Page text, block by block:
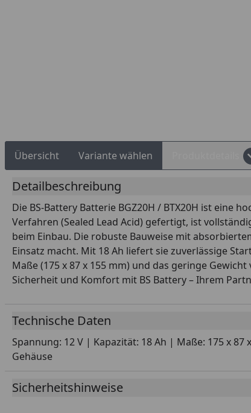
Übersicht Variante wählen
Detailbeschreibung
Die BS-Battery Batterie BGZ20H / BTX20H ist eine
Verfahren (Sealed Lead Acid) gefertigt, ist
beim Einbau. Die robuste Bauweise mit
Einsatz macht. Mit 18 Ah liefert sie zuverlässige
Maße (175 x 87 x 155 mm) und das geringe
Sicherheit und Komfort mit BS Battery – Ihrem
Technische Daten
Spannung: 12 V | Kapazität: 18 Ah | Maße: 175 x 87
Gehäuse
Sicherheitshinweise